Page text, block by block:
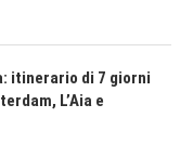
itinerario di 7 giorni
L’Aia e